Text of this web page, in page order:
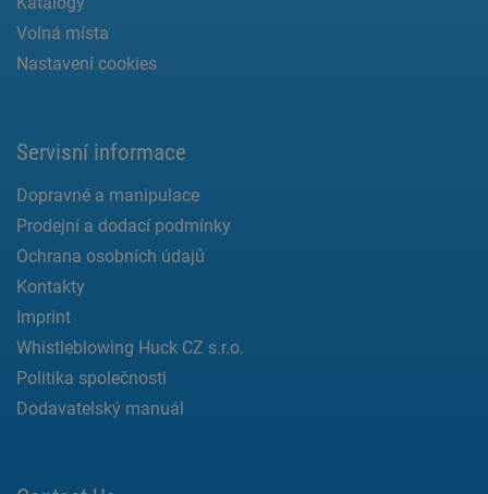
Volná místa
Nastavení cookies
Servisní informace
Dopravné a manipulace
Prodejní a dodací podmínky
Ochrana osobních údajů
Kontakty
Imprint
Whistleblowing Huck CZ s.r.o.
Politika společnosti
Dodavatelský manuál